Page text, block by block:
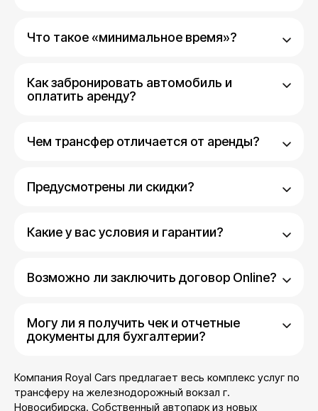
Что такое «минимальное время»?
Как забронировать автомобиль и
оплатить аренду?
Чем трансфер отличается от аренды?
Предусмотрены ли скидки?
Какие у вас условия и гарантии?
Возможно ли заключить договор Online?
Могу ли я получить чек и отчетные
документы для бухгалтерии?
Компания Royal Cars предлагает весь комплекс услуг по
трансферу на железнодорожный вокзал г.
Новосибирска. Собственный автопарк из новых